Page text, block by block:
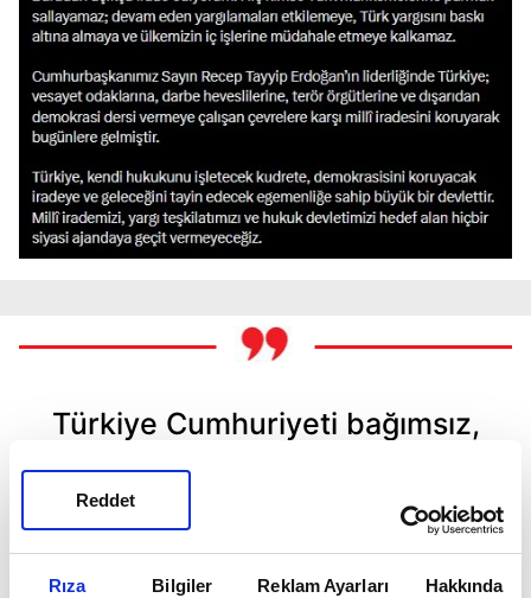
Rıza Bilgiler Reklam Ayarları Hakkında
Reddet
Türkiye Cumhuriyeti bağımsız,
egemen ve demokratik bir
hukuk devletidir. Yargı yetkisi,
Türk milleti adına bağımsız ve